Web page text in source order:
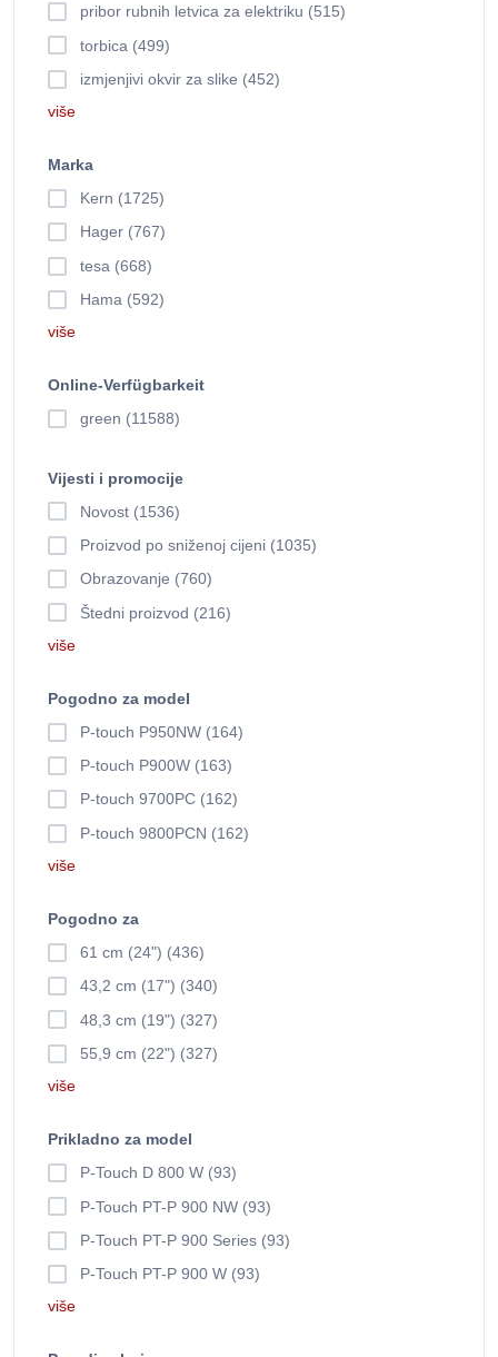
pribor rubnih letvica za elektriku (515)
torbica (499)
izmjenjivi okvir za slike (452)
više
Marka
Kern (1725)
Hager (767)
tesa (668)
Hama (592)
više
Online-Verfügbarkeit
green (11588)
Vijesti i promocije
Novost (1536)
Proizvod po sniženoj cijeni (1035)
Obrazovanje (760)
Štedni proizvod (216)
više
Pogodno za model
P-touch P950NW (164)
P-touch P900W (163)
P-touch 9700PC (162)
P-touch 9800PCN (162)
više
Pogodno za
61 cm (24") (436)
43,2 cm (17") (340)
48,3 cm (19") (327)
55,9 cm (22") (327)
više
Prikladno za model
P-Touch D 800 W (93)
P-Touch PT-P 900 NW (93)
P-Touch PT-P 900 Series (93)
P-Touch PT-P 900 W (93)
više